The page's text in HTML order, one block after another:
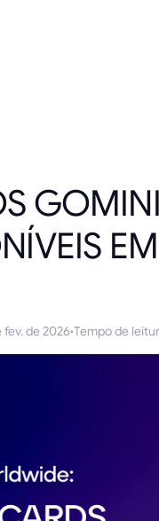
fev. de 2026·Tempo de